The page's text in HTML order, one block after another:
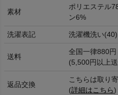
素材
ポリエステル
ン6%
洗濯表記 洗濯機洗い(40)
送料
全国一律880円
(5,500円以上
返品交換
こちらは取り
(詳細はこちら)